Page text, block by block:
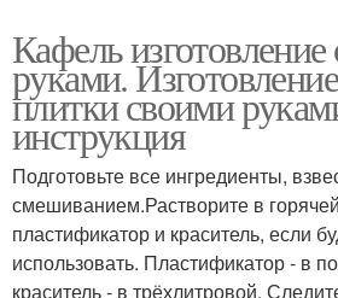
Кафель
руками.
плитки своими
инструкция
Подготовьте все ингредиенты,
смешиванием.Растворите в
пластификатор и краситель, если
использовать. Пластификатор - в
краситель - в трёхлитровой.